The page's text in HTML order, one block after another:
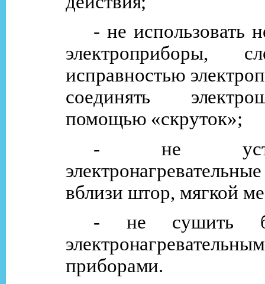
- не использовать
электроприборы,
исправностью
соединять
помощью «скруток»;
- не
вблизи штор, мягкой
- не сушить
приборами.